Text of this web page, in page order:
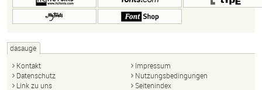
dasauge
Kontakt
Impressum
Datenschutz
Nutzungsbedingungen
Link zu uns
Seitenindex